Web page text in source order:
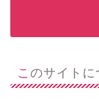
このサイト